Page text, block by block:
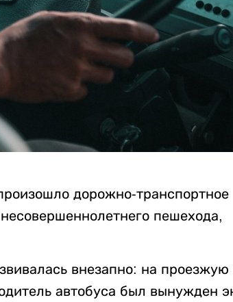
дорожно-транспортное
пешехода,
внезапно: на проезжую
автобуса был вынужден